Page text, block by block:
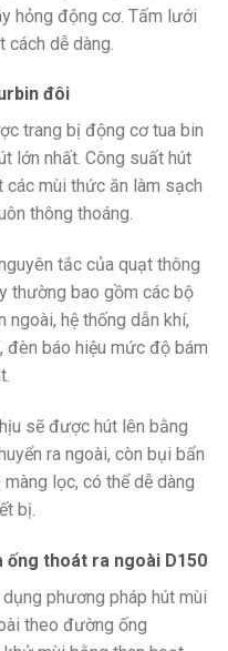
hỏng động cơ. Tấm lưới
dễ dàng.
đôi
trang bị động cơ tua bin
lớn nhất. Công suất hút
các mùi thức ăn làm sạch
thông thoáng.
tắc của quạt thông
thường bao gồm các bộ
ngoài, hệ thống dẫn khí,
đèn báo hiệu mức độ bám
sẽ được hút lên bằng
ra ngoài, còn bụi bẩn
lọc, có thể dễ dàng
bị.
ống thoát ra ngoài D150
phương pháp hút mùi
theo đường ống